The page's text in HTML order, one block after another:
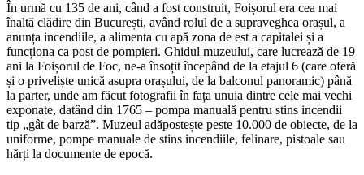
În urmă cu 135 de ani, când a fost construit, Foișorul era cea mai
înaltă clădire din București, având rolul de a supraveghea orașul, a
anunța incendiile, a alimenta cu apă zona de est a capitalei și a
funcționa ca post de pompieri. Ghidul muzeului, care lucrează de 19
ani la Foișorul de Foc, ne-a însoțit începând de la etajul 6 (care oferă
și o priveliște unică asupra orașului, de la balconul panoramic) până
la parter, unde am făcut fotografii în fața unuia dintre cele mai vechi
exponate, datând din 1765 – pompa manuală pentru stins incendii
tip „gât de barză”. Muzeul adăpostește peste 10.000 de obiecte, de la
uniforme, pompe manuale de stins incendiile, felinare, pistoale sau
hărți la documente de epocă.